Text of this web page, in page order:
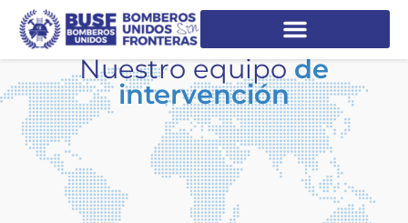
Nuestro equipode
intervención